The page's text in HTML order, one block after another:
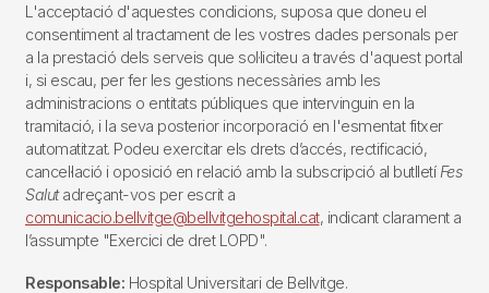
L'acceptació d'aquestes condicions, suposa que doneu el
consentiment al tractament de les vostres dades personals per
a la prestació dels serveis que sol·liciteu a través d'aquest portal
i, si escau, per fer les gestions necessàries amb les
administracions o entitats públiques que intervinguin en la
tramitació, i la seva posterior incorporació en l'esmentat fitxer
automatitzat. Podeu exercitar els drets d’accés, rectificació,
cancel·lació i oposició en relació amb la subscripció al butlletí Fes
Salutadreçant-vos per escrit a
comunicacio.bellvitge@bellvitgehospital.cat, indicant clarament a
l’assumpte "Exercici de dret LOPD".
Responsable: Hospital Universitari de Bellvitge.